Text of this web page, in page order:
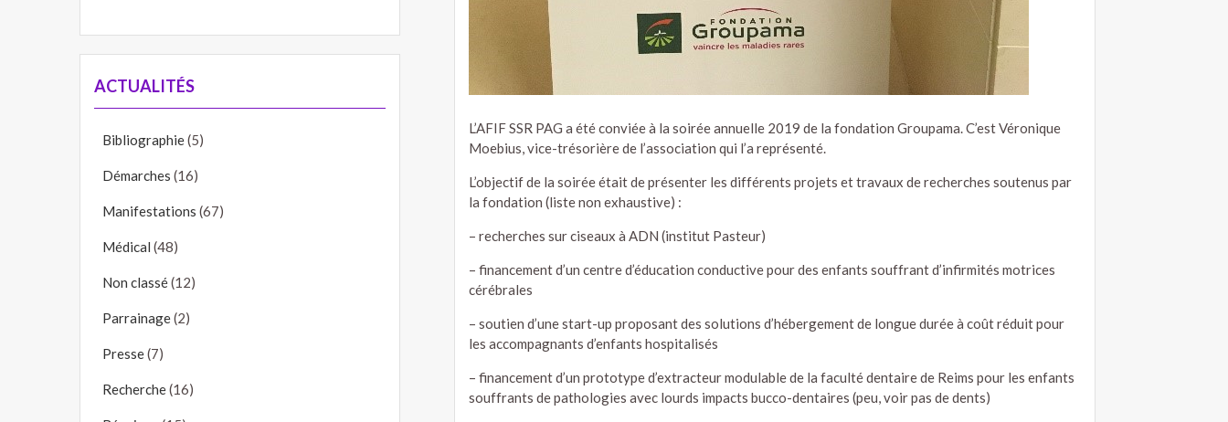
L’AFIF SSR PAG a été conviée à la soirée annuelle 2019 de la fondation Groupama. C’est Véronique
Moebius, vice-trésorière de l’association qui l’a représenté.
L’objectif de la soirée était de présenter les différents projets et travaux de recherches soutenus par
la fondation (liste non exhaustive) :
– recherches sur ciseaux à ADN (institut Pasteur)
– financement d’un centre d’éducation conductive pour des enfants souffrant d’infirmités motrices
cérébrales
– soutien d’une start-up proposant des solutions d’hébergement de longue durée à coût réduit pour
les accompagnants d’enfants hospitalisés
– financement d’un prototype d’extracteur modulable de la faculté dentaire de Reims pour les enfants
souffrants de pathologies avec lourds impacts bucco-dentaires (peu, voir pas de dents)
ACTUALITÉS
Bibliographie(5)
Démarches (16)
Manifestations (67)
Médical (48)
Non classé(12)
Parrainage(2)
Presse(7)
Recherche(16)